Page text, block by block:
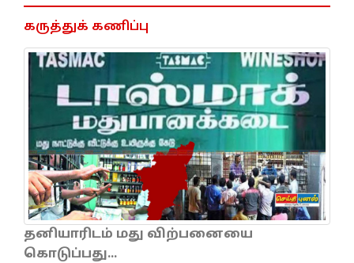
கருத்துக் கணிப்பு
தனியாரிடம் மது விற்பனையை
கொடுப்பது...